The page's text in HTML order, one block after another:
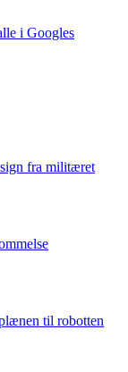
i Googles
fra militæret
til robotten